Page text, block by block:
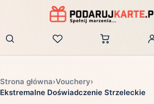
Strona główna›Vouchery›
Ekstremalne Doświadczenie Strzeleckie